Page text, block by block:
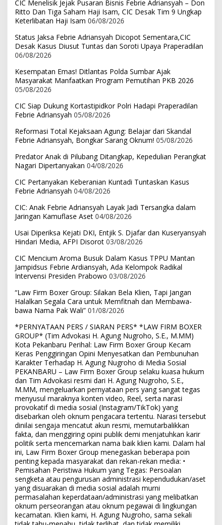
CIC Menelisik Jejak Pusaran Bisnis Febrie Adriansyah – Don
Ritto Dan Tiga Saham Haji Isam, CIC Desak Tim 9 Ungkap
Keterlibatan Haji Isam 06/08/2026
Status Jaksa Febrie Adriansyah Dicopot Sementara,CIC
Desak Kasus Diusut Tuntas dan Soroti Upaya Praperadilan
06/08/2026
Kesempatan Emas! Ditlantas Polda Sumbar Ajak
Masyarakat Manfaatkan Program Pemutihan PKB 2026
05/08/2026
CIC Siap Dukung Kortastipidkor Polri Hadapi Praperadilan
Febrie Adriansyah 05/08/2026
Reformasi Total Kejaksaan Agung: Belajar dari Skandal
Febrie Adriansyah, Bongkar Sarang Oknum! 05/08/2026
Predator Anak di Pilubang Ditangkap, Kepedulian Perangkat
Nagari Dipertanyakan 04/08/2026
CIC Pertanyakan Keberanian Kuntadi Tuntaskan Kasus
Febrie Adriansyah 04/08/2026
CIC: Anak Febrie Adriansyah Layak Jadi Tersangka dalam
Jaringan Kamuflase Aset 04/08/2026
Usai Diperiksa Kejati DKI, Entjik S. Djafar dan Kuseryansyah
Hindari Media, AFPI Disorot 03/08/2026
CIC Mencium Aroma Busuk Dalam Kasus TPPU Mantan
Jampidsus Febrie Ardiansyah, Ada Kelompok Radikal
Intervensi Presiden Prabowo 03/08/2026
“Law Firm Boxer Group: Silakan Bela Klien, Tapi Jangan
Halalkan Segala Cara untuk Memfitnah dan Membawa-
bawa Nama Pak Wali” 01/08/2026
*PERNYATAAN PERS / SIARAN PERS* *LAW FIRM BOXER
GROUP* (Tim Advokasi H. Agung Nugroho, S.E., M.MM)
Kota Pekanbaru Perihal: Law Firm Boxer Group Kecam
Keras Penggiringan Opini Menyesatkan dan Pembunuhan
Karakter Terhadap H. Agung Nugroho di Media Sosial
PEKANBARU – Law Firm Boxer Group selaku kuasa hukum
dan Tim Advokasi resmi dari H. Agung Nugroho, S.E.,
M.MM, mengeluarkan pernyataan pers yang sangat tegas
menyusul maraknya konten video, Reel, serta narasi
provokatif di media sosial (Instagram/TikTok) yang
disebarkan oleh oknum pengacara tertentu. Narasi tersebut
dinilai sengaja mencatut akun resmi, memutarbalikkan
fakta, dan menggiring opini publik demi menjatuhkan karir
politik serta mencemarkan nama baik klien kami. Dalam hal
ini, Law Firm Boxer Group menegaskan beberapa poin
penting kepada masyarakat dan rekan-rekan media: •
Pemisahan Peristiwa Hukum yang Tegas: Persoalan
sengketa atau pengurusan administrasi kependudukan/aset
yang disuarakan di media sosial adalah murni
permasalahan keperdataan/administrasi yang melibatkan
oknum perseorangan atau oknum pegawai di lingkungan
kecamatan. Klien kami, H. Agung Nugroho, sama sekali